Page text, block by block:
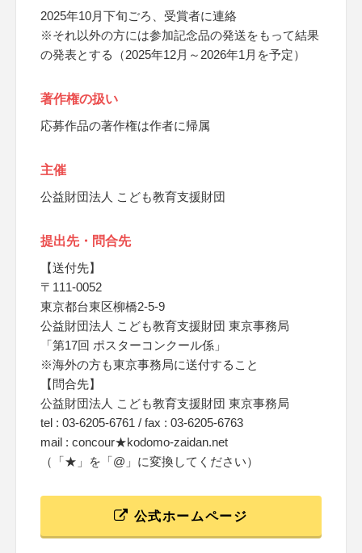
2025年10月下旬ごろ、受賞者に連絡
※それ以外の方には参加記念品の発送をもって結果
の発表とする（2025年12月～2026年1月を予定）
著作権の扱い
応募作品の著作権は作者に帰属
主催
公益財団法人 こども教育支援財団
提出先・問合先
【送付先】
〒111-0052
東京都台東区柳橋2-5-9
公益財団法人 こども教育支援財団 東京事務局
「第17回 ポスターコンクール係」
※海外の方も東京事務局に送付すること
【問合先】
公益財団法人 こども教育支援財団 東京事務局
tel : 03-6205-6761 / fax : 03-6205-6763
mail : concour★kodomo-zaidan.net
（「★」を「@」に変換してください）
公式ホームページ